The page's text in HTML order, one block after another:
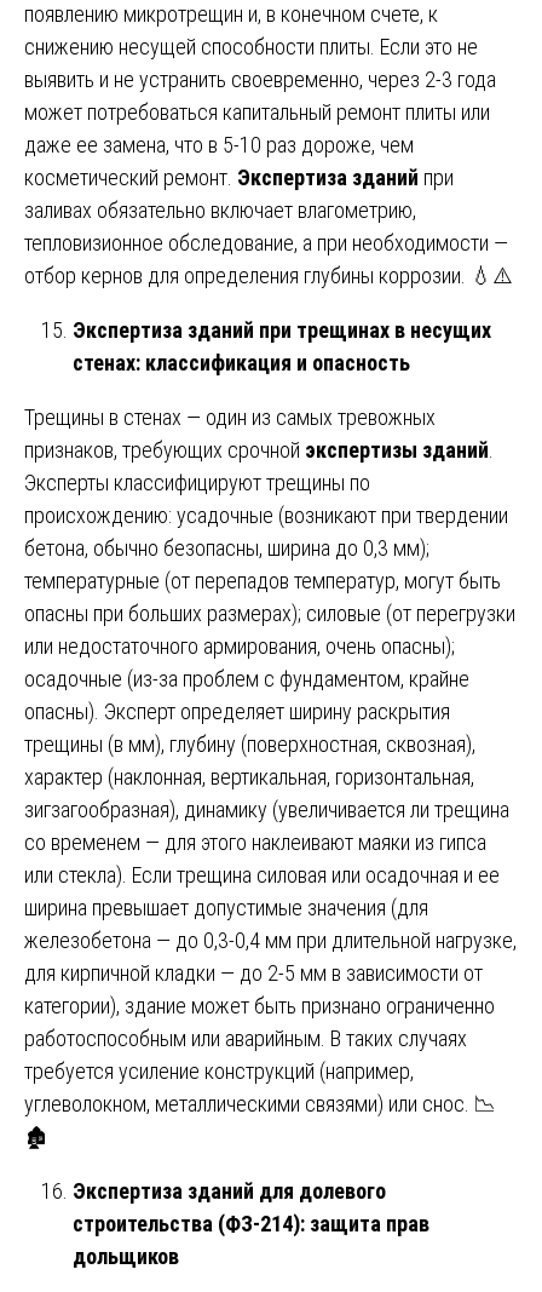
появлению микротрещин и, в конечном счете, к
снижению несущей способности плиты. Если это не
выявить и не устранить своевременно, через 2-3 года
может потребоваться капитальный ремонт плиты или
даже ее замена, что в 5-10 раз дороже, чем
косметический ремонт. Экспертиза зданий при
заливах обязательно включает влагометрию,
тепловизионное обследование, а при необходимости —
отбор кернов для определения глубины коррозии. 💧⚠️
Экспертиза зданий при трещинах в несущих
стенах: классификация и опасность
Трещины в стенах — один из самых тревожных
признаков, требующих срочной экспертизы зданий.
Эксперты классифицируют трещины по
происхождению: усадочные (возникают при твердении
бетона, обычно безопасны, ширина до 0,3 мм);
температурные (от перепадов температур, могут быть
опасны при больших размерах); силовые (от перегрузки
или недостаточного армирования, очень опасны);
осадочные (из-за проблем с фундаментом, крайне
опасны). Эксперт определяет ширину раскрытия
трещины (в мм), глубину (поверхностная, сквозная),
характер (наклонная, вертикальная, горизонтальная,
зигзагообразная), динамику (увеличивается ли трещина
со временем — для этого наклеивают маяки из гипса
или стекла). Если трещина силовая или осадочная и ее
ширина превышает допустимые значения (для
железобетона — до 0,3-0,4 мм при длительной нагрузке,
для кирпичной кладки — до 2-5 мм в зависимости от
категории), здание может быть признано ограниченно
работоспособным или аварийным. В таких случаях
требуется усиление конструкций (например,
углеволокном, металлическими связями) или снос. 📉
🏚️
Экспертиза зданий для долевого
строительства (ФЗ-214): защита прав
дольщиков